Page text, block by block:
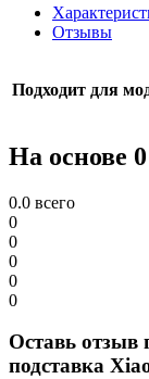
Отзывы
Подходит для
На основе
0.0 всего
0
0
0
0
0
Оставь
подставка